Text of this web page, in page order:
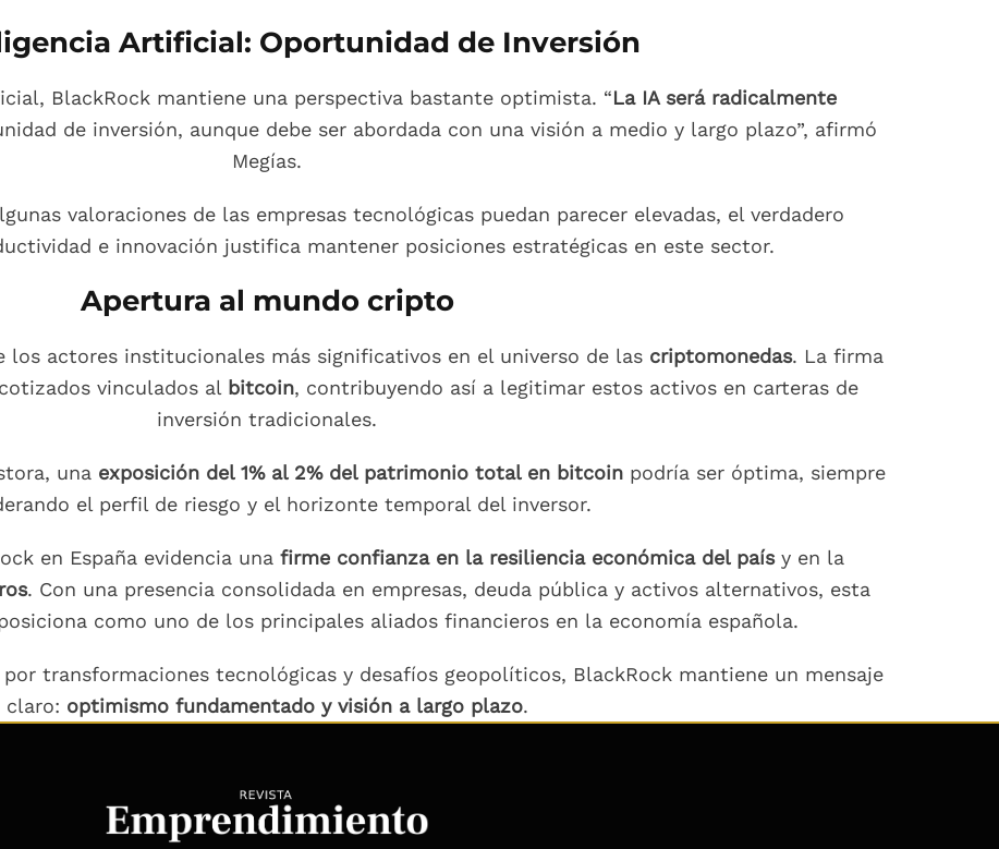
Artificial: Oportunidad de Inversión
BlackRock mantiene una perspectiva bastante optimista. “La IA será radicalmente
de inversión, aunque debe ser abordada con una visión a medio y largo plazo”, afirmó
Megías.
valoraciones de las empresas tecnológicas puedan parecer elevadas, el verdadero
e innovación justifica mantener posiciones estratégicas en este sector.
Apertura al mundo cripto
los actores institucionales más significativos en el universo de las criptomonedas. La firma
vinculados al bitcoin, contribuyendo así a legitimar estos activos en carteras de
inversión tradicionales.
una exposición del 1% al 2% del patrimonio total en bitcoin podría ser óptima, siempre
el perfil de riesgo y el horizonte temporal del inversor.
en España evidencia una firme confianza en la resiliencia económica del paísy en la
. Con una presencia consolidada en empresas, deuda pública y activos alternativos, esta
como uno de los principales aliados financieros en la economía española.
transformaciones tecnológicas y desafíos geopolíticos, BlackRock mantiene un mensaje
claro: optimismo fundamentado y visión a largo plazo.